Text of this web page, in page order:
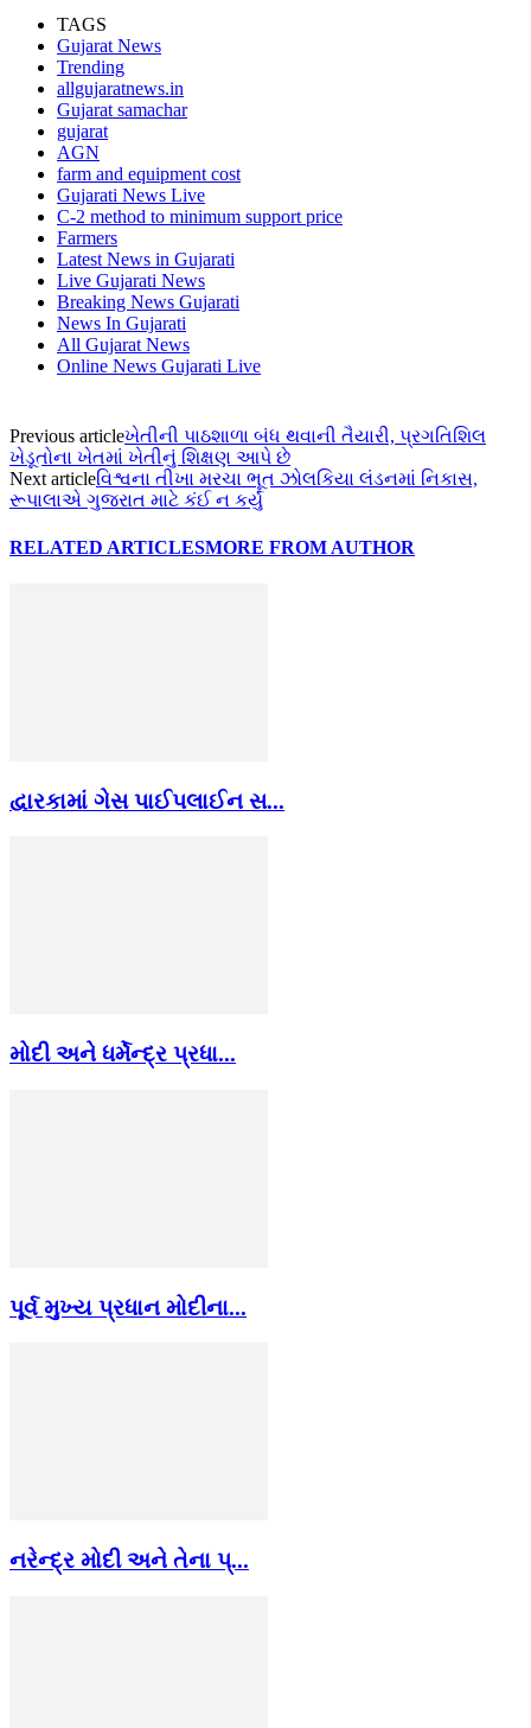
TAGS
Gujarat News
Trending
allgujaratnews.in
Gujarat samachar
gujarat
AGN
farm and equipment cost
Gujarati News Live
C-2 method to minimum support price
Farmers
Latest News in Gujarati
Live Gujarati News
Breaking News Gujarati
News In Gujarati
All Gujarat News
Online News Gujarati Live
Previous articleખેતીની પાઠશાળા બંધ થવાની તૈયારી, પ્રગતિશિલ
ખેડૂતોના ખેતમાં ખેતીનું શિક્ષણ આપે છે
Next articleવિશ્વના તીખા મરચા ભૂત ઝોલકિયા લંડનમાં નિકાસ,
રૂપાલાએ ગુજરાત માટે કંઈ ન કર્યું
RELATED ARTICLESMORE FROM AUTHOR
દ્વારકામાં ગેસ પાઈપલાઈન સ...
મોદી અને ધર્મેન્દ્ર પ્રધા...
પૂર્વ મુખ્ય પ્રધાન મોદીના...
નરેન્દ્ર મોદી અને તેના પ્...